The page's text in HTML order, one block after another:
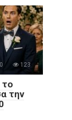
0 123
το
την